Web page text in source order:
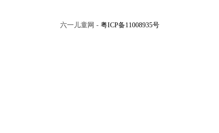
六一儿童网 - 粤ICP备11008935号